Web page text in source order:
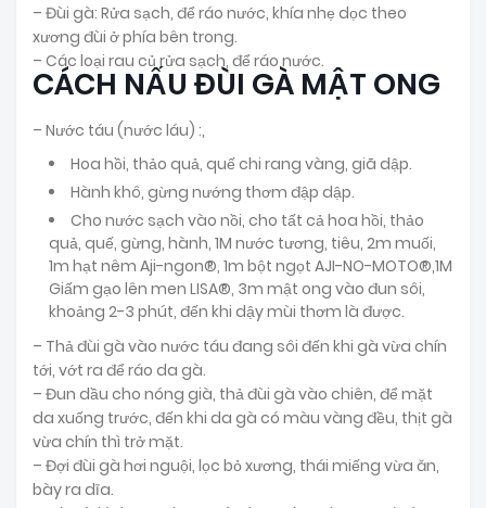
– Đùi gà: Rửa sạch, để ráo nước, khía nhẹ dọc theo
xương đùi ở phía bên trong.
– Các loại rau củ rửa sạch, để ráo nước.
CÁCH NẤU ĐÙI GÀ MẬT ONG
– Nước táu (nước láu) :,
Hoa hồi, thảo quả, quế chi rang vàng, giã dập.
Hành khô, gừng nướng thơm đập dập.
Cho nước sạch vào nồi, cho tất cả hoa hồi, thảo
quả, quế, gừng, hành, 1M nước tương, tiêu, 2m muối,
1m hạt nêm Aji-ngon®, 1m bột ngọt AJI-NO-MOTO®,1M
Giấm gạo lên men LISA®, 3m mật ong vào đun sôi,
khoảng 2-3 phút, đến khi dậy mùi thơm là được.
– Thả đùi gà vào nước táu đang sôi đến khi gà vừa chín
tới, vớt ra để ráo da gà.
– Đun dầu cho nóng già, thả đùi gà vào chiên, để mặt
da xuống trước, đến khi da gà có màu vàng đều, thịt gà
vừa chín thì trở mặt.
– Đợi đùi gà hơi nguội, lọc bỏ xương, thái miếng vừa ăn,
bày ra dĩa.